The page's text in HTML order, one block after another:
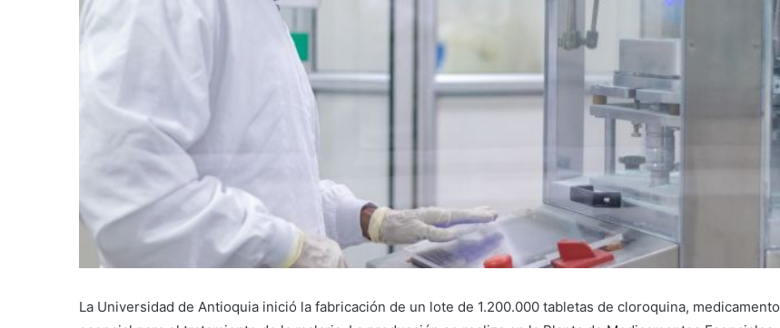
La Universidad de Antioquia inició la fabricación de un lote de 1.200.000 tabletas de cloroquina, medicamento